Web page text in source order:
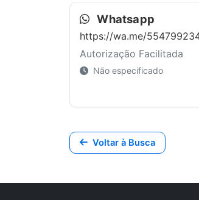
Whatsapp
https://wa.me/
Autorização Facilitada
Não especificado
Voltar à Busca